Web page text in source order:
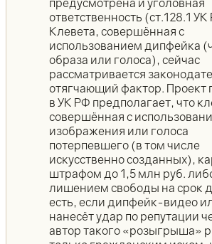
предусмотрена и уголовная
ответственность (ст.128.1
Клевета, совершённая с
использованием дипфейка
образа или голоса), сейчас
рассматривается
отягчающий фактор. Проект
в УК РФ предполагает, что
совершённая с
изображения или голоса
потерпевшего (в том числе
искусственно созданных),
штрафом до 1,5 млн руб.
лишением свободы на срок
есть, если дипфейк-видео
нанесёт удар по репутации
автор такого «розыгрыша»